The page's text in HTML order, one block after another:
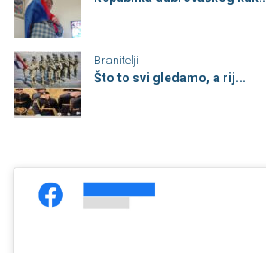
Branitelji
Što to svi gledamo, a rij...